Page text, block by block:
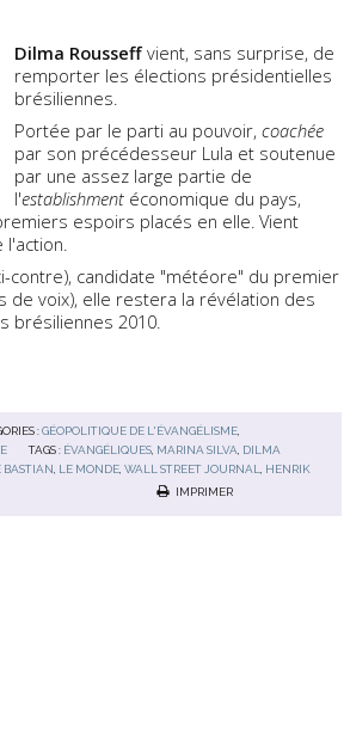
Dilma Rousseff vient, sans surprise, de
remporter les élections présidentielles
brésiliennes.
Portée par le parti au pouvoir,coachée
par son précédesseur Lula et soutenue
par une assez large partie de
l'establishment économique du pays,
espoirs placés en elle. Vient
l'action.
contre), candidate "météore" du premier
de voix), elle restera la révélation des
brésiliennes 2010.
:GÉOPOLITIQUE DE L'ÉVANGÉLISME,
TAGS : ÉVANGÉLIQUES, MARINA SILVA, DILMA
BASTIAN, LE MONDE,WALL STREET JOURNAL, HENRIK
IMPRIMER